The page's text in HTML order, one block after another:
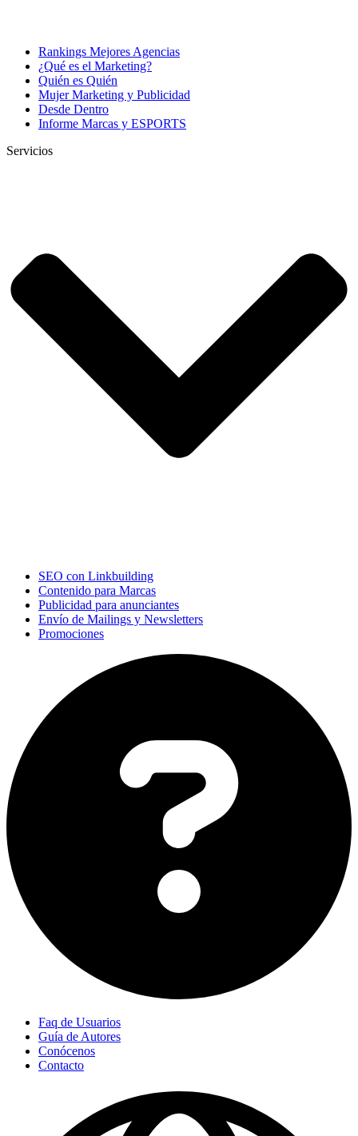
Rankings Mejores Agencias
¿Qué es el Marketing?
Quién es Quién
Mujer Marketing y Publicidad
Desde Dentro
Informe Marcas y ESPORTS
Servicios
SEO con Linkbuilding
Contenido para Marcas
Publicidad para anunciantes
Envío de Mailings y Newsletters
Promociones
Faq de Usuarios
Guía de Autores
Conócenos
Contacto